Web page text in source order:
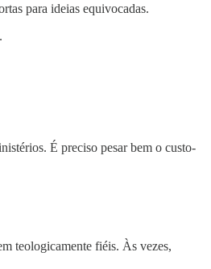
para ideias equivocadas.
É preciso pesar bem o custo-
teologicamente fiéis. Às vezes,